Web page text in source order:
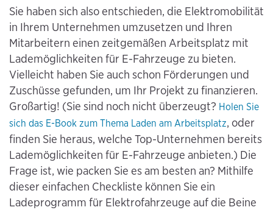
Sie haben sich also entschieden, die Elektromobilität
in Ihrem Unternehmen umzusetzen und Ihren
Mitarbeitern einen zeitgemäßen Arbeitsplatz mit
Lademöglichkeiten für E-Fahrzeuge zu bieten.
Vielleicht haben Sie auch schon Förderungen und
Zuschüsse gefunden, um Ihr Projekt zu finanzieren.
Großartig! (Sie sind noch nicht überzeugt? Holen Sie
sich das E-Book zum Thema Laden am Arbeitsplatz, oder
finden Sie heraus, welche Top-Unternehmen bereits
Lademöglichkeiten für E-Fahrzeuge anbieten.) Die
Frage ist, wie packen Sie es am besten an? Mithilfe
dieser einfachen Checkliste können Sie ein
Ladeprogramm für Elektrofahrzeuge auf die Beine